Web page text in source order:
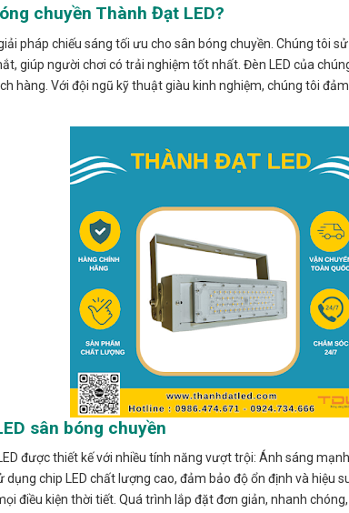
chuyền Thành Đạt LED?
pháp chiếu sáng tối ưu cho sân bóng chuyền. Chúng tôi
giúp người chơi có trải nghiệm tốt nhất. Đèn LED của
hàng. Với đội ngũ kỹ thuật giàu kinh nghiệm, chúng tôi
sân bóng chuyền
được thiết kế với nhiều tính năng vượt trội: Ánh sáng
chip LED chất lượng cao, đảm bảo độ ổn định và hiệu
điều kiện thời tiết. Quá trình lắp đặt đơn giản, nhanh